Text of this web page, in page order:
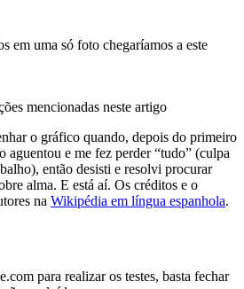
em uma só foto chegaríamos a este
mencionadas neste artigo
o gráfico quando, depois do primeiro
aguentou e me fez perder “tudo” (culpa
então desisti e resolvi procurar
alma. E está aí. Os créditos e o
na Wikipédia em língua espanhola.
para realizar os testes, basta fechar